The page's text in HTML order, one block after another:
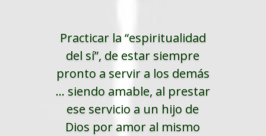
Practicar la “espiritualidad
del sí”, de estar siempre
pronto a servir a los demás
... siendo amable, al prestar
ese servicio a un hijo de
Dios por amor al mismo